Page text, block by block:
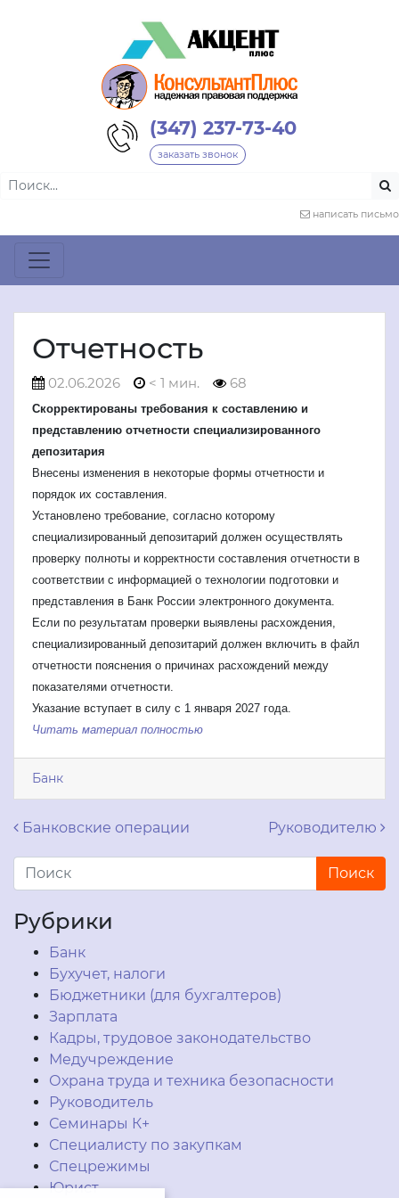
(347) 237-73-40
заказать звонок
написать письмо
Отчетность
02.06.2026 < 1 мин. 68
Скорректированы требования к составлению и
представлению отчетности специализированного
депозитария
Внесены изменения в некоторые формы отчетности и
порядок их составления.
Установлено требование, согласно которому
специализированный депозитарий должен осуществлять
проверку полноты и корректности составления отчетности в
соответствии с информацией о технологии подготовки и
представления в Банк России электронного документа.
Если по результатам проверки выявлены расхождения,
специализированный депозитарий должен включить в файл
отчетности пояснения о причинах расхождений между
показателями отчетности.
Указание вступает в силу с 1 января 2027 года.
Читать материал полностью
Банк
Навигация по записям
Банковские операции Руководителю
Рубрики
Банк
Бухучет, налоги
Бюджетники (для бухгалтеров)
Зарплата
Кадры, трудовое законодательство
Медучреждение
Охрана труда и техника безопасности
Руководитель
Семинары К+
Специалисту по закупкам
Спецрежимы
Юрист